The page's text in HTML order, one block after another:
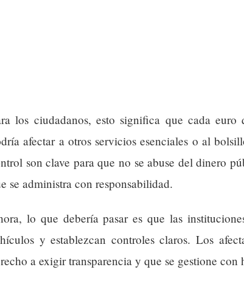
los ciudadanos, esto significa que cada euro
afectar a otros servicios esenciales o al
son clave para que no se abuse del dinero
se administra con responsabilidad.
lo que debería pasar es que las
y establezcan controles claros. Los
a exigir transparencia y que se gestione